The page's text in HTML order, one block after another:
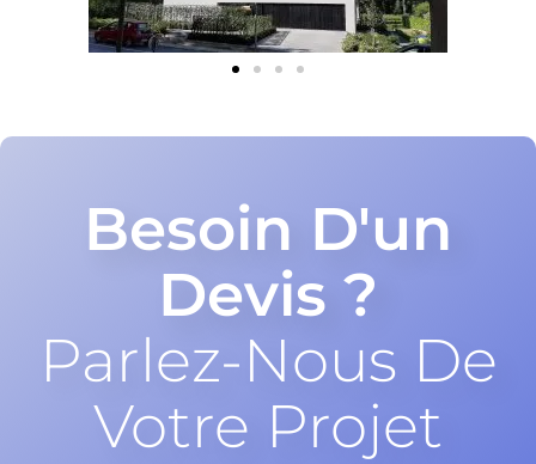
Besoin D'un
Devis ?
Parlez-Nous De
Votre Projet